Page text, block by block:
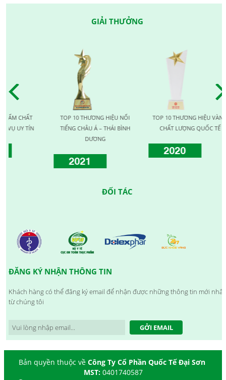
GIẢI THƯỞNG
TÍN
TOP 10 THƯƠNG HIỆU NỔI
TIẾNG CHÂU Á – THÁI BÌNH
2021
TOP 10 THƯƠNG HIỆU VÀNG
CHẤT LƯỢNG QUỐC TẾ
2020
ĐỐI TÁC
ĐĂNG KÝ NHẬN THÔNG TIN
Khách hàng có thể đăng ký email để nhận được những thông tin mới nhất
từ chúng tôi
GỞI EMAIL
Bản quyền thuộc về Công Ty Cổ Phần Quốc Tế Đại Sơn
MST: 0401740587